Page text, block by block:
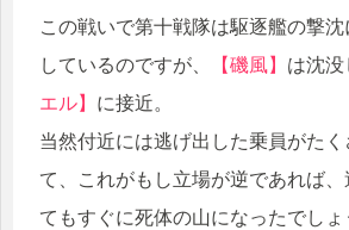
この戦いで第十戦隊は駆逐艦の撃
しているのですが、
【磯風】 は沈
エル】 に接近。
当然付近には逃げ出した乗員がた
て、これがもし立場が逆であれば
てもすぐに死体の山になったでしょ